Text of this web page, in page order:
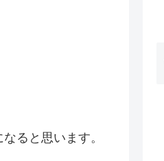
ると思います。